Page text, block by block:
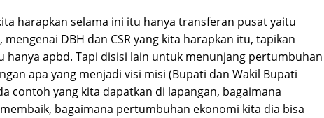
harapkan selama ini itu hanya transferan pusat yaitu
DBH dan CSR yang kita harapkan itu, tapikan
hanya apbd. Tapi disisi lain untuk menunjang pertumbuhan
apa yang menjadi visi misi (Bupati dan Wakil Bupati
contoh yang kita dapatkan di lapangan, bagaimana
bagaimana pertumbuhan ekonomi kita dia bisa